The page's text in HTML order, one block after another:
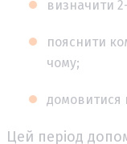
визначити
пояснити
чому;
домовитися
Цей період